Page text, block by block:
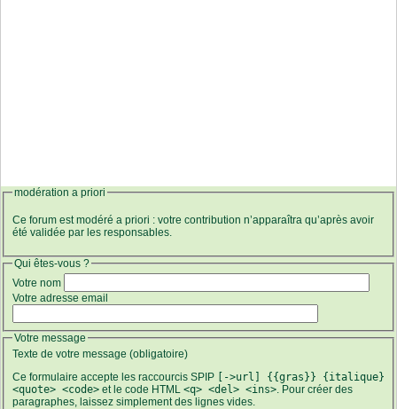
modération a priori
Ce forum est modéré a priori : votre contribution n’apparaîtra qu’après avoir
été validée par les responsables.
Qui êtes-vous ?
Votre nom
Votre adresse email
Votre message
Texte de votre message (obligatoire)
Ce formulaire accepte les raccourcis SPIP
[->url] {{gras}} {italique}
<quote> <code> et le code HTML <q> <del> <ins>. Pour créer des
paragraphes, laissez simplement des lignes vides.